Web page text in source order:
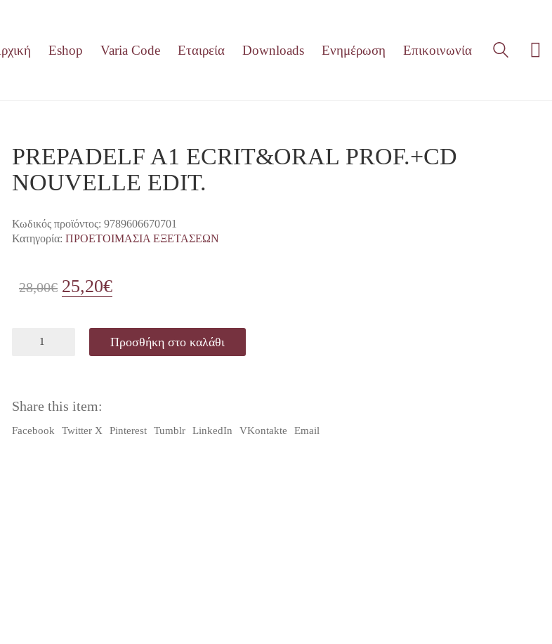
Eshop Varia Code Εταιρεία Downloads Ενημέρωση Επικοινωνία
PREPADELF A1 ECRIT&ORAL PROF.+CD
NOUVELLE EDIT.
Κωδικός προϊόντος: 9789606670701
Κατηγορία: ΠΡΟΕΤΟΙΜΑΣΙΑ ΕΞΕΤΑΣΕΩΝ
28,00€ Original
28,00€.
25,20€Η
τιμή
είναι:
EDIT.
ποσότητα
Προσθήκη στο καλάθι
Share this item:
Facebook Twitter X Pinterest Tumblr LinkedIn VKontakte Email